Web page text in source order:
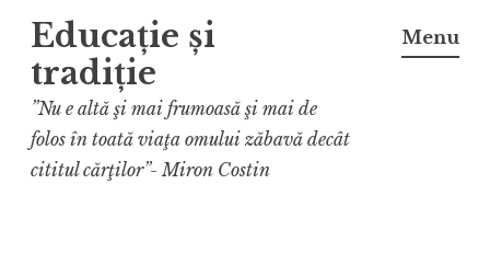
Educație și
tradiție
”Nu e altă şi mai frumoasă şi mai de
folos în toată viaţa omului zăbavă decât
cititul cărţilor”- Miron Costin
Menu